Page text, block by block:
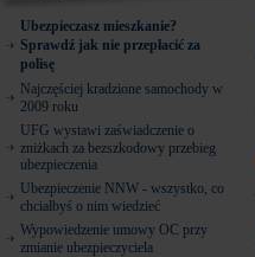
Ubezpieczasz mieszkanie?
Sprawdź jak nie przepłacić za
polisę
Najczęściej kradzione samochody w
2009 roku
UFG wystawi zaświadczenie o
zniżkach za bezszkodowy przebieg
ubezpieczenia
Ubezpieczenie NNW - wszystko, co
chciałbyś o nim wiedzieć
Wypowiedzenie umowy OC przy
zmianie ubezpieczyciela